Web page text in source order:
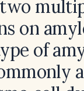
on
of